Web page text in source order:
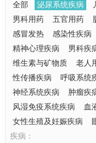
全部
泌尿系统疾病
男科用药
五官用药
感冒发热
感染性疾病
精神心理疾病
男科疾
维生素与矿物质
老人
性传播疾病
呼吸系统
神经系统疾病
肿瘤疾
风湿免疫系统疾病
血
女性生殖及妊娠疾病
疾病：